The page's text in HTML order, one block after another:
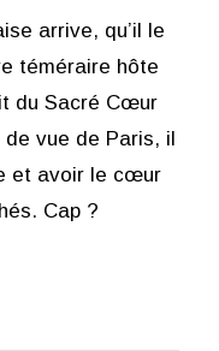
arrive, qu’il le
téméraire hôte
du Sacré Cœur
vue de Paris, il
et avoir le cœur
Cap ?